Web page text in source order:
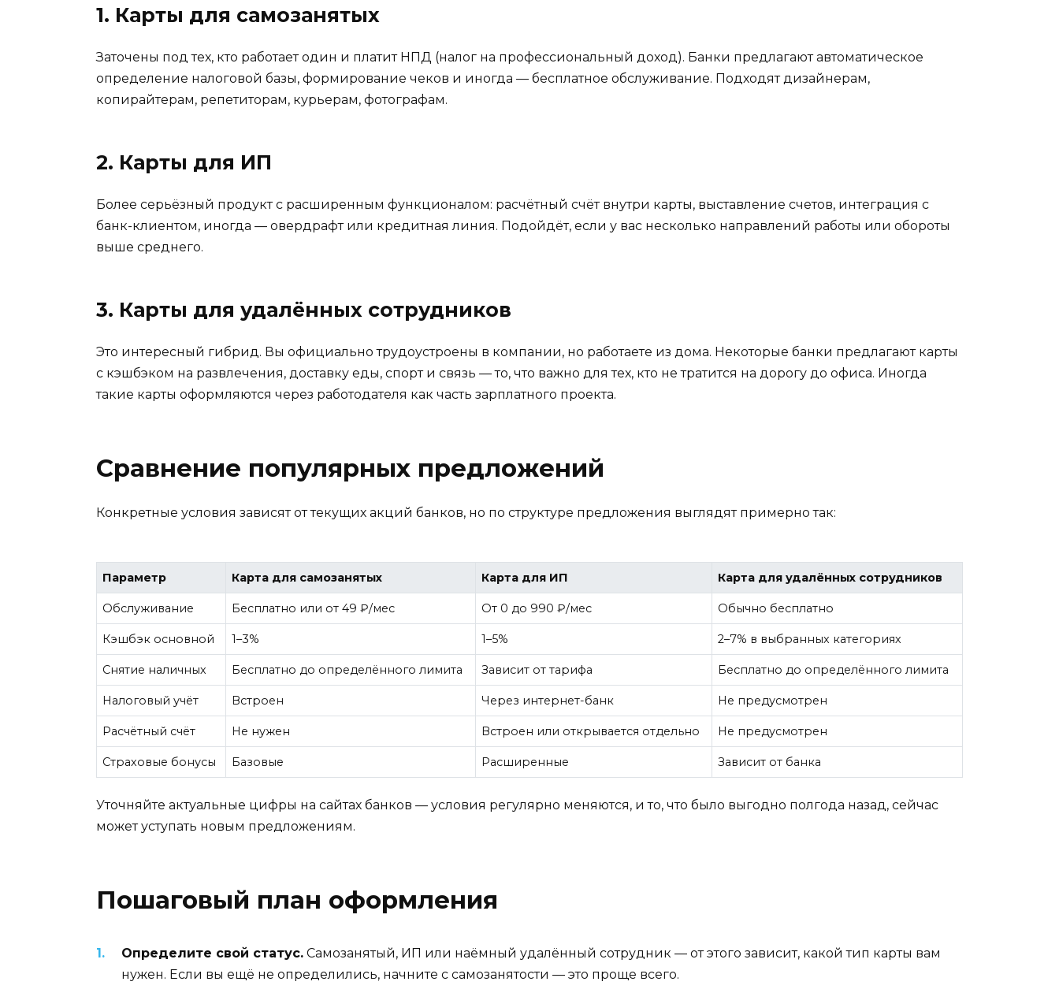
1. Карты для самозанятых
Заточены под тех, кто работает один и платит НПД (налог на профессиональный доход). Банки предлагают автоматическое
определение налоговой базы, формирование чеков и иногда — бесплатное обслуживание. Подходят дизайнерам,
копирайтерам, репетиторам, курьерам, фотографам.
2. Карты для ИП
Более серьёзный продукт с расширенным функционалом: расчётный счёт внутри карты, выставление счетов, интеграция с
банк-клиентом, иногда — овердрафт или кредитная линия. Подойдёт, если у вас несколько направлений работы или обороты
выше среднего.
3. Карты для удалённых сотрудников
Это интересный гибрид. Вы официально трудоустроены в компании, но работаете из дома. Некоторые банки предлагают карты
с кэшбэком на развлечения, доставку еды, спорт и связь — то, что важно для тех, кто не тратится на дорогу до офиса. Иногда
такие карты оформляются через работодателя как часть зарплатного проекта.
Сравнение популярных предложений
Конкретные условия зависят от текущих акций банков, но по структуре предложения выглядят примерно так:
Параметр Карта для самозанятых Карта для ИП Карта для удалённых сотрудников
Обслуживание Бесплатно или от 49 ₽/мес От 0 до 990 ₽/мес Обычно бесплатно
Кэшбэк основной 1–3% 1–5% 2–7% в выбранных категориях
Снятие наличных Бесплатно до определённого лимита Зависит от тарифа Бесплатно до определённого лимита
Налоговый учёт Встроен Через интернет-банк Не предусмотрен
Расчётный счёт Не нужен Встроен или открывается отдельно Не предусмотрен
Страховые бонусы Базовые Расширенные Зависит от банка
Уточняйте актуальные цифры на сайтах банков — условия регулярно меняются, и то, что было выгодно полгода назад, сейчас
может уступать новым предложениям.
Пошаговый план оформления
Определите свой статус. Самозанятый, ИП или наёмный удалённый сотрудник — от этого зависит, какой тип карты вам
нужен. Если вы ещё не определились, начните с самозанятости — это проще всего.